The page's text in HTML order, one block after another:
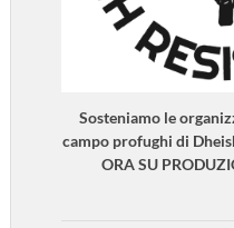
Sosteniamo le
campo profughi di
ORA SU